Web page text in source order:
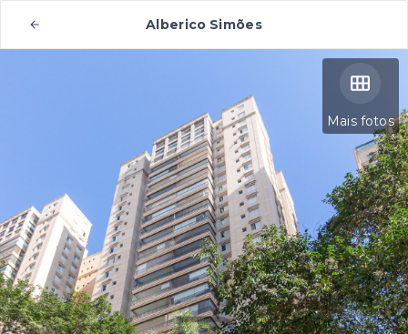
Alberico Simões
Mais fotos